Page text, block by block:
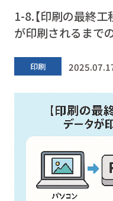
1-8.【印刷の最終工
が印刷されるまで
印刷